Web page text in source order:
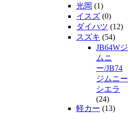
光岡 (1)
イスズ (0)
ダイハツ (12)
スズキ (54)
JB64Wジ
ムニ
ー/JB74
ジムニー
シエラ
(24)
軽カー (13)